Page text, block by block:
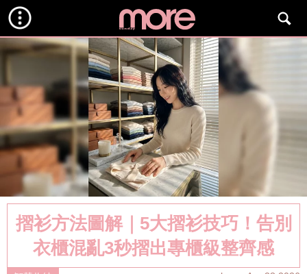
摺衫方法圖解｜5大摺衫技巧！告別
衣櫃混亂3秒摺出專櫃級整齊感